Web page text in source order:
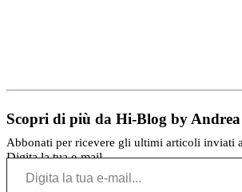
Scopri di più da Hi-Blog by Andrea
Abbonati per ricevere gli ultimi articoli inviati
Digita la tua e-mail...